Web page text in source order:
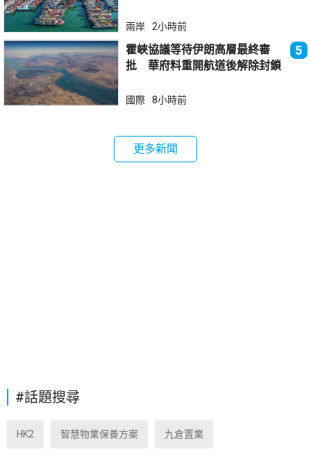
兩岸 2小時前
霍峽協議等待伊朗高層最終審
批 華府料重開航道後解除封鎖
5
國際 8小時前
更多新聞
#話題搜尋
HK2 智慧物業保養方案 九倉置業